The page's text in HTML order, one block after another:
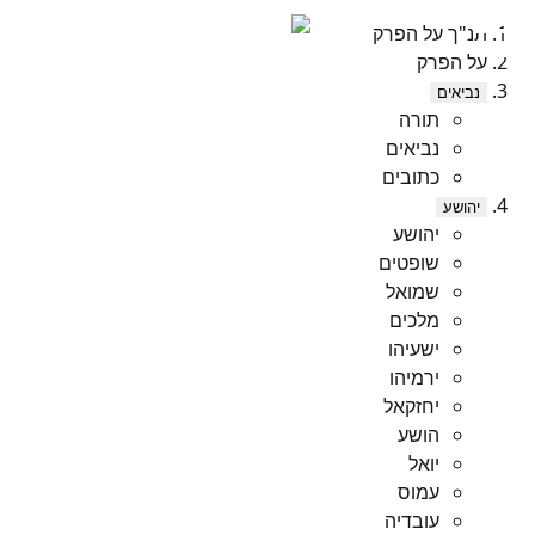
תנ"ך על הפרק
על הפרק
נביאים
תורה
נביאים
כתובים
יהושע
יהושע
שופטים
שמואל
מלכים
ישעיהו
ירמיהו
יחזקאל
הושע
יואל
עמוס
עובדיה